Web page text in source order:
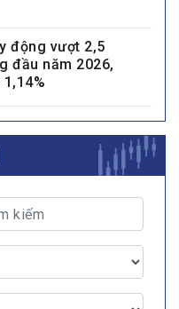
động vượt 2,5
đầu năm 2026,